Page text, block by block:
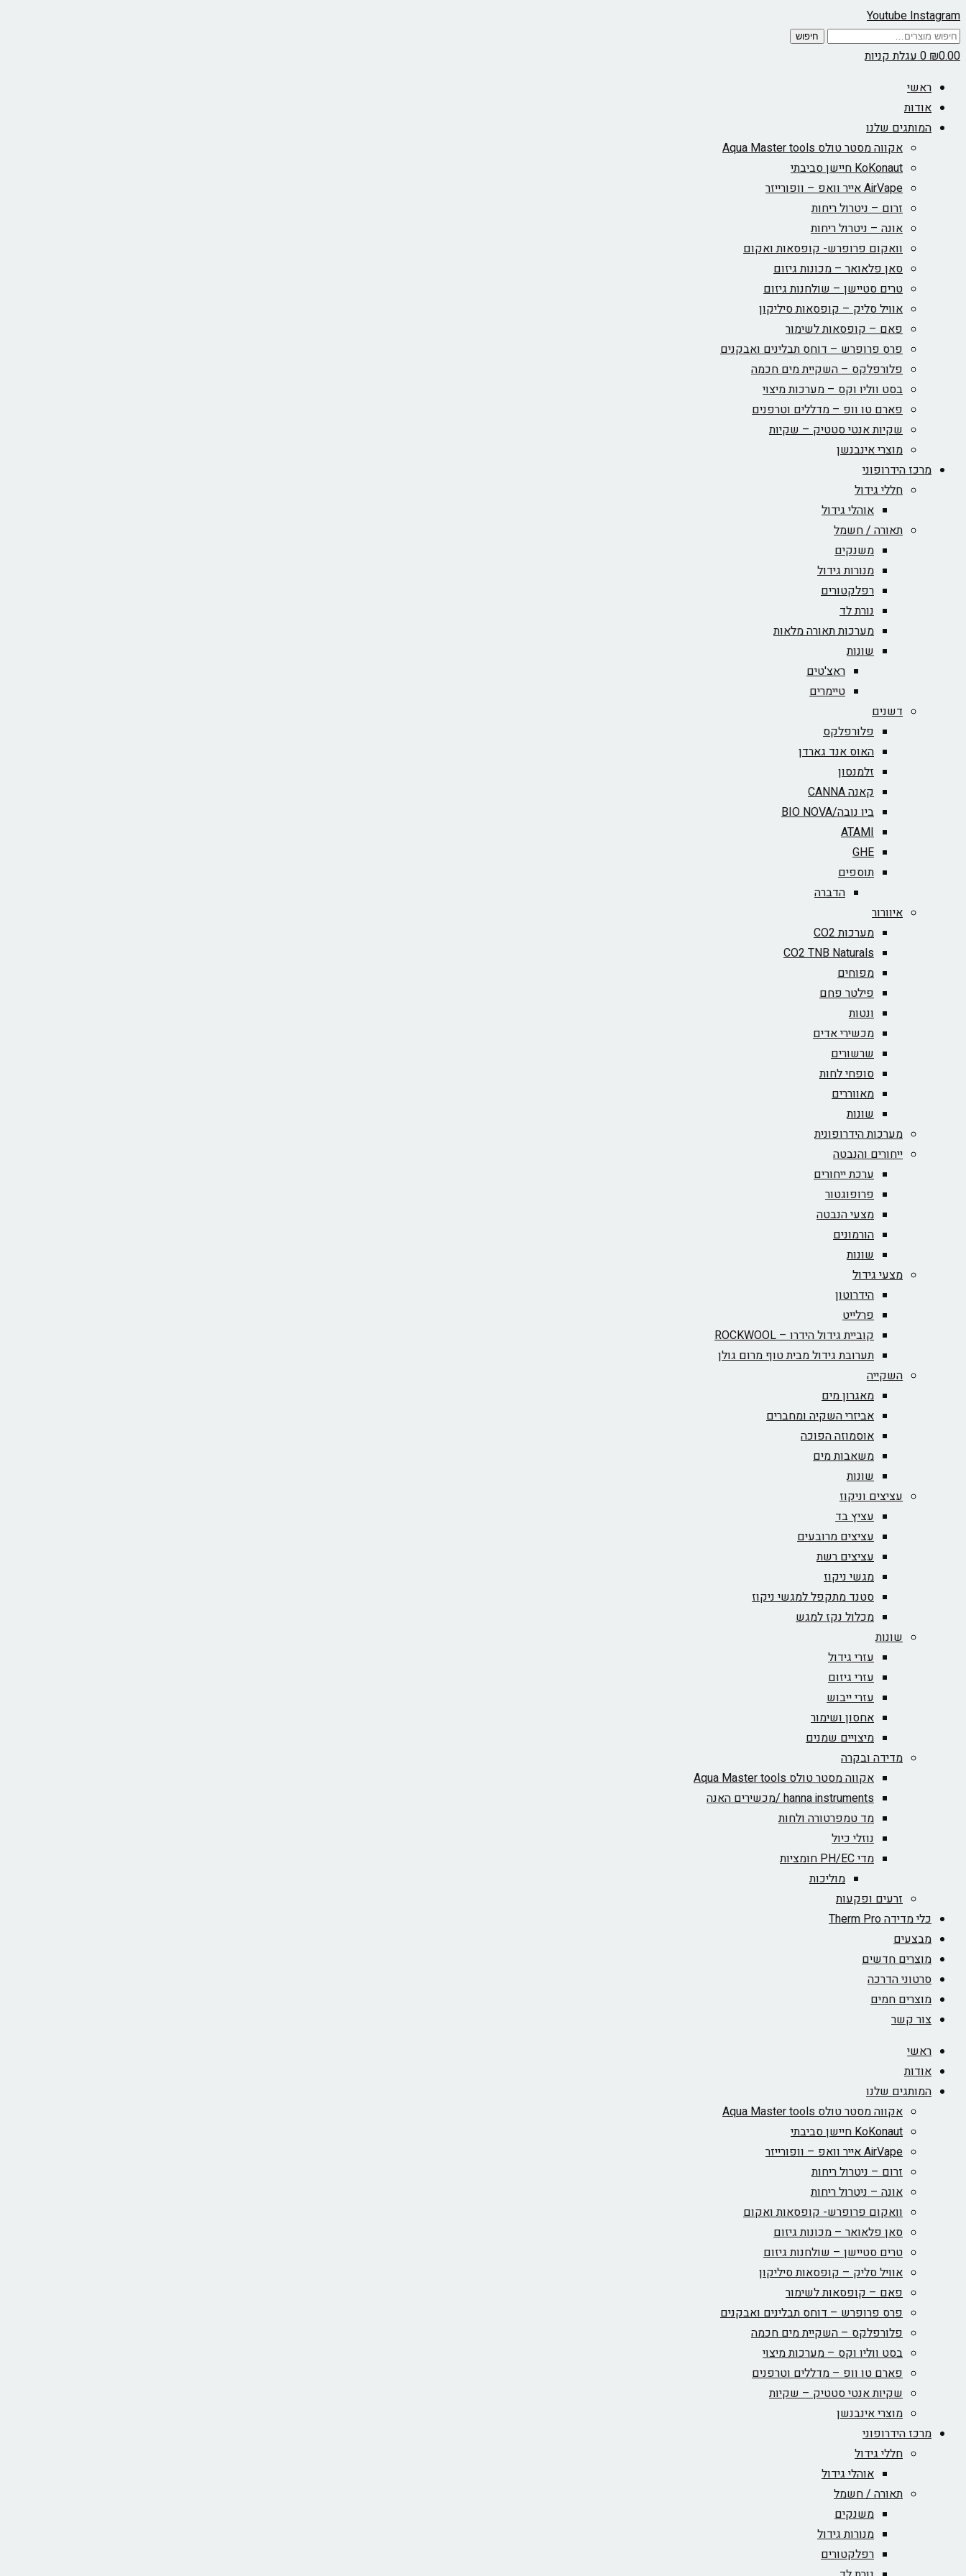
YoutubeInstagram
חיפוש
עבור:
חיפוש
₪0.00
0עגלת קניות
ראשי
אודות
המותגים שלנו
אקווה מסטר טולס Aqua Master tools
KoKonaut חיישן סביבתי
AirVape אייר וואפ – וופורייזר
זרום – ניטרול ריחות
אונה – ניטרול ריחות
וואקום פרופרש- קופסאות ואקום
סאן פלאואר – מכונות גיזום
טרים סטיישן – שולחנות גיזום
אוויל סליק – קופסאות סיליקון
פאם – קופסאות לשימור
פרס פרופרש – דוחס תבלינים ואבקנים
פלורפלקס – השקיית מים חכמה
בסט ווליו וקס – מערכות מיצוי
פארם טו וופ – מדללים וטרפנים
שקיות אנטי סטטיק – שקיות
מוצרי אינבנשן
מרכז הידרופוני
חללי גידול
אוהלי גידול
תאורה / חשמל
משנקים
מנורות גידול
רפלקטורים
נורת לד
מערכות תאורה מלאות
שונות
ראצ'טים
טיימרים
דשנים
פלורפלקס
האוס אנד גארדן
זלמנסון
קאנה CANNA
ביו נובה/BIO NOVA‏
ATAMI
GHE
תוספים
הדברה
איוורור
מערכות CO2
CO2 TNB Naturals
מפוחים
פילטר פחם
ונטות
מכשירי אדים
שרשורים
סופחי לחות
מאווררים
שונות
מערכות הידרופונית
ייחורים והנבטה
ערכת ייחורים
פרופוגטור
מצעי הנבטה
הורמונים
שונות
מצעי גידול
הידרוטון
פרלייט
קוביית גידול הידרו – ROCKWOOL‏
תערובת גידול מבית טוף מרום גולן
השקייה
מאגרון מים
אביזרי השקיה ומחברים
אוסמוזה הפוכה
משאבות מים
שונות
עציצים וניקוז
עציץ בד
עציצים מרובעים
עציצים רשת
מגשי ניקוז
סטנד מתקפל למגשי ניקוז
מכלול נקז למגש
שונות
עזרי גידול
עזרי גיזום
עזרי ייבוש
אחסון ושימור
מיצויים שמנים
מדידה ובקרה
אקווה מסטר טולס Aqua Master tools
hanna instruments /מכשירים האנה
מד טמפרטורה ולחות
נוזלי כיול
מדי PH/EC חומציות
מוליכות
זרעים ופקעות
כלי מדידה Therm Pro
מבצעים
מוצרים חדשים
סרטוני הדרכה
מוצרים חמים
צור קשר
ראשי
אודות
המותגים שלנו
אקווה מסטר טולס Aqua Master tools
KoKonaut חיישן סביבתי
AirVape אייר וואפ – וופורייזר
זרום – ניטרול ריחות
אונה – ניטרול ריחות
וואקום פרופרש- קופסאות ואקום
סאן פלאואר – מכונות גיזום
טרים סטיישן – שולחנות גיזום
אוויל סליק – קופסאות סיליקון
פאם – קופסאות לשימור
פרס פרופרש – דוחס תבלינים ואבקנים
פלורפלקס – השקיית מים חכמה
בסט ווליו וקס – מערכות מיצוי
פארם טו וופ – מדללים וטרפנים
שקיות אנטי סטטיק – שקיות
מוצרי אינבנשן
מרכז הידרופוני
חללי גידול
אוהלי גידול
תאורה / חשמל
משנקים
מנורות גידול
רפלקטורים